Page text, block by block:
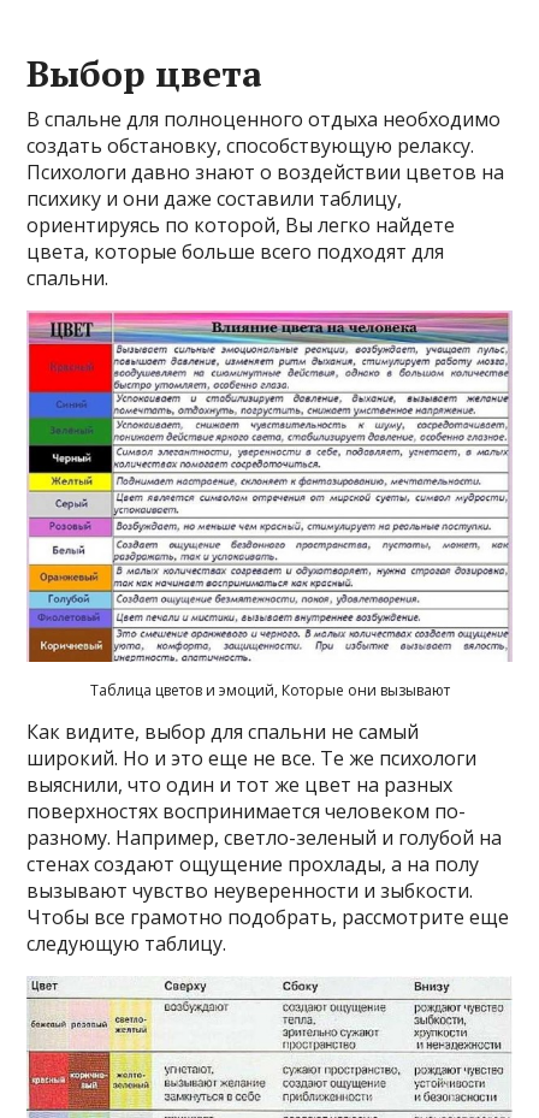
Выбор цвета
В спальне для полноценного отдыха необходимо
создать обстановку, способствующую релаксу.
Психологи давно знают о воздействии цветов на
психику и они даже составили таблицу,
ориентируясь по которой, Вы легко найдете
цвета, которые больше всего подходят для
спальни.
Таблица цветов и эмоций, Которые они вызывают
Как видите, выбор для спальни не самый
широкий. Но и это еще не все. Те же психологи
выяснили, что один и тот же цвет на разных
поверхностях воспринимается человеком по-
разному. Например, светло-зеленый и голубой на
стенах создают ощущение прохлады, а на полу
вызывают чувство неуверенности и зыбкости.
Чтобы все грамотно подобрать, рассмотрите еще
следующую таблицу.